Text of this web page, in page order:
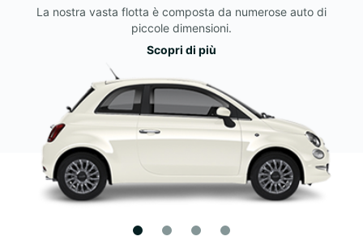
La nostra vasta flotta è composta da numerose auto di
piccole dimensioni.
Scopri di più